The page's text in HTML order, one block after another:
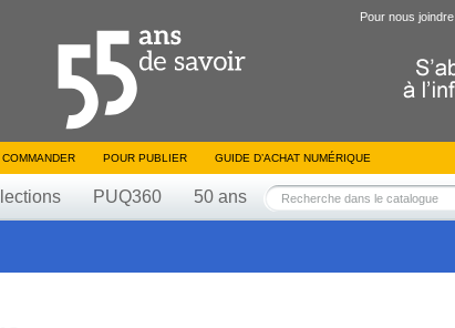
Pour nous joindre
POUR PUBLIER GUIDE D’ACHAT NUMÉRIQUE
PUQ360 50 ans